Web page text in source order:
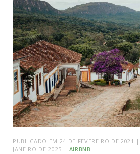
PUBLICADO EM 24 DE FEVEREIRO DE
JANEIRO DE 2025
AIRBNB